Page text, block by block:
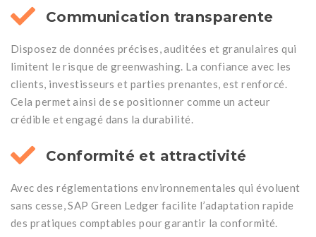
Communication transparente
Disposez de données précises, auditées et granulaires qui
limitent le risque de greenwashing. La confiance avec les
clients, investisseurs et parties prenantes, est renforcé.
Cela permet ainsi de se positionner comme un acteur
crédible et engagé dans la durabilité.
Conformité et attractivité
Avec des réglementations environnementales qui évoluent
sans cesse, SAP Green Ledger facilite l’adaptation rapide
des pratiques comptables pour garantir la conformité.